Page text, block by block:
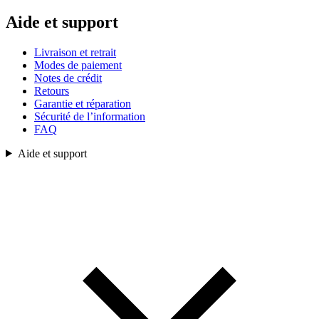
Aide et support
Livraison et retrait
Modes de paiement
Notes de crédit
Retours
Garantie et réparation
Sécurité de l’information
FAQ
Aide et support